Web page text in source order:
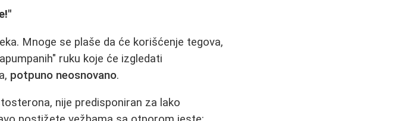
Mnoge se plaše da će korišćenje tegova,
ruku koje će izgledati
potpuno neosnovano.
nije predisponiran za lako